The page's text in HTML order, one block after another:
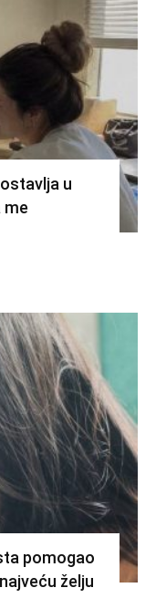
u
me
pomogao
želju